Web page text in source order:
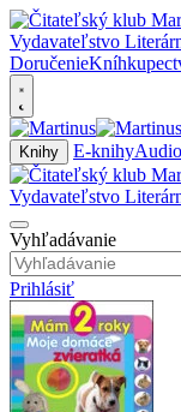
Doručenie
Knihy E-knihy
Vyhľadávanie
Prihlásiť